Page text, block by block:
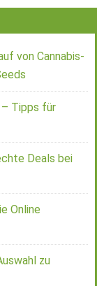
von Cannabis-
Tipps für
Deals bei
Online
zu